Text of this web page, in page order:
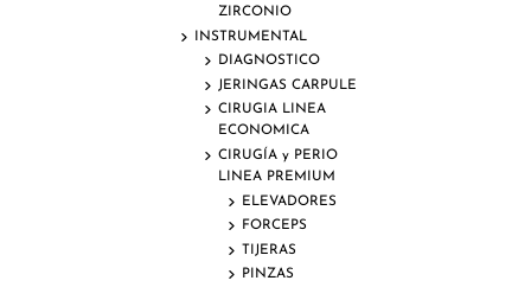
ZIRCONIO
INSTRUMENTAL
DIAGNOSTICO
JERINGAS CARPULE
CIRUGIA LINEA
ECONOMICA
CIRUGÍA y PERIO
LINEA PREMIUM
ELEVADORES
FORCEPS
TIJERAS
PINZAS